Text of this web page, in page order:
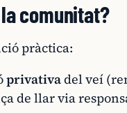
comunitat?
pràctica:
privativadel veí
de llar via